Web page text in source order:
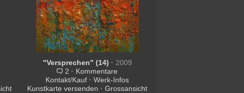
"Versprechen" (14) · 2009
2 · Kommentare
Kontakt/Kauf · Werk-Infos
Kunstkarte versenden · Grossansicht